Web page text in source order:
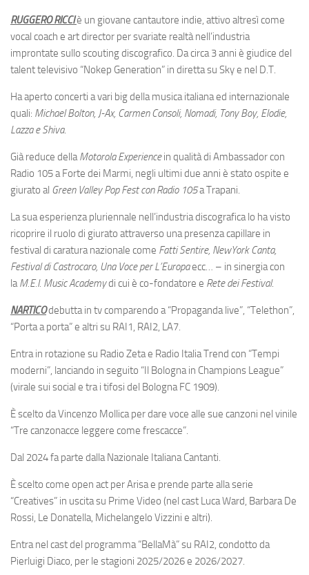
RUGGERO RICCIè un giovane cantautore indie, attivo altresì come
vocal coach e art director per svariate realtà nell’industria
improntate sullo scouting discografico. Da circa 3 anni è giudice del
talent televisivo “Nokep Generation” in diretta su Sky e nel D.T.
Ha aperto concerti a vari big della musica italiana ed internazionale
quali: Michael Bolton, J-Ax, Carmen Consoli, Nomadi, Tony Boy, Elodie,
Lazza e Shiva.
Già reduce dellaMotorola Experiencein qualità di Ambassador con
Radio 105 a Forte dei Marmi, negli ultimi due anni è stato ospite e
giurato al Green Valley Pop Fest con Radio 105a Trapani.
La sua esperienza pluriennale nell’industria discografica lo ha visto
ricoprire il ruolo di giurato attraverso una presenza capillare in
festival di caratura nazionale come Fatti Sentire, NewYork Canta,
Festival di Castrocaro, Una Voce per L’Europaecc… – in sinergia con
laM.E.I. Music Academydi cui è co-fondatore e Rete dei Festival.
NARTICOdebutta in tv comparendo a “Propaganda live”, “Telethon”,
“Porta a porta” e altri su RAI1, RAI2, LA7.
Entra in rotazione su Radio Zeta e Radio Italia Trend con “Tempi
moderni”, lanciando in seguito “Il Bologna in Champions League”
(virale sui social e tra i tifosi del Bologna FC 1909).
È scelto da Vincenzo Mollica per dare voce alle sue canzoni nel vinile
“Tre canzonacce leggere come frescacce”.
Dal 2024 fa parte dalla Nazionale Italiana Cantanti.
È scelto come open act per Arisa e prende parte alla serie
“Creatives” in uscita su Prime Video (nel cast Luca Ward, Barbara De
Rossi, Le Donatella, Michelangelo Vizzini e altri).
Entra nel cast del programma “BellaMà” su RAI2, condotto da
Pierluigi Diaco, per le stagioni 2025/2026 e 2026/2027.